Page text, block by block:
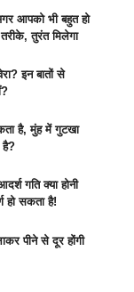
आपको भी बहुत हो
तुरंत मिलेगा
इन बातों से
है, मुंह में गुटखा
है?
गति क्या होनी
हो सकता है!
पीने से दूर होंगी